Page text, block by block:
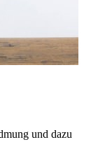
und dazu